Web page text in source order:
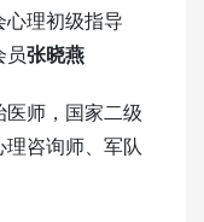
理初级指导
员张晓燕
师，国家二级
咨询师、军队